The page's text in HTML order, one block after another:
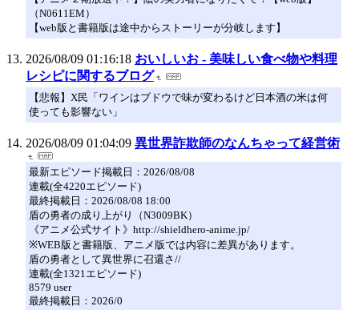
（N0611EM）
【web版と書籍版は途中からストーリーが分岐します】
2026/08/09 01:16:18 おいしいお - 美味しい食べ物や料理
レシピに関するブログ
【悲報】X民「ワインはブドウで味が変わるけど日本酒の米は何
使っても影響ない」
2026/08/09 01:04:09 異世界詐欺師のなんちゃって経営術
最新エピソード掲載日：2026/08/08
連載(全4220エピソード)
最終掲載日：2026/08/08 18:00
盾の勇者の成り上がり（N3009BK）
《アニメ公式サイト》http://shieldhero-anime.jp/
※WEB版と書籍版、アニメ版では内容に差異があります。
盾の勇者として異世界に召還さ//
連載(全1321エピソード)
8579 user
最終掲載日：2026/0